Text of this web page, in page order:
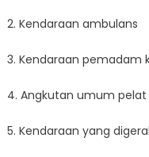
2. Kendaraan ambulans
3. Kendaraan pemadam
4. Angkutan umum pelat
5. Kendaraan yang